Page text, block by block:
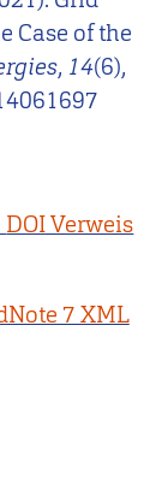
Case of the
, 14(6),
DOI Verweis
7 XML